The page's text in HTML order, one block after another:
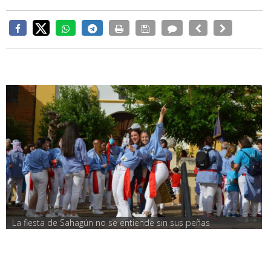
La fiesta de Sahagún no se entiende sin sus peñas